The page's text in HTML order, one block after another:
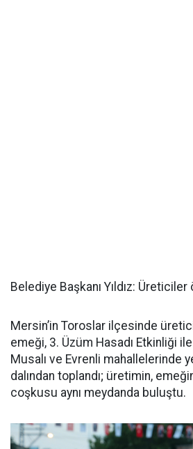
Belediye Başkanı Yıldız:
Mersin’in Toroslar ilçesinde
emeği, 3. Üzüm Hasadı Etkinliği
Musalı ve Evrenli mahallelerinde
dalından toplandı; üretimin,
coşkusu aynı meydanda buluştu.